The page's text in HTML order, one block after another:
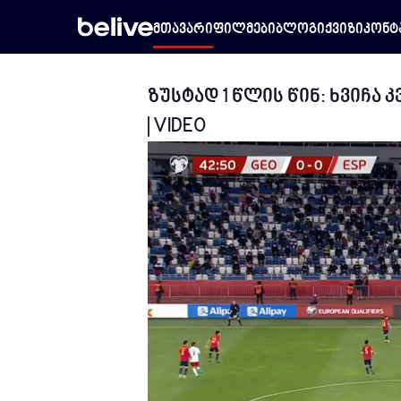
მთავარიფილმებიბლოგიქვიზი
ზუსტად 1 წლის წინ: ხვიჩა
| VIDEO